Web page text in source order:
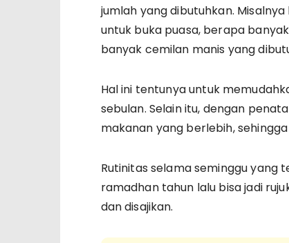
jumlah yang dibutuhkan.
untuk buka puasa, berapa
banyak cemilan manis yang
Hal ini tentunya untuk
sebulan. Selain itu, dengan
makanan yang berlebih,
Rutinitas selama seminggu yang
ramadhan tahun lalu bisa jadi
dan disajikan.